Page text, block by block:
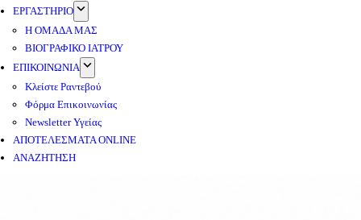
ΕΡΓΑΣΤΗΡΙΟ
Η ΟΜΑΔΑ ΜΑΣ
ΒΙΟΓΡΑΦΙΚΟ ΙΑΤΡΟΥ
ΕΠΙΚΟΙΝΩΝΙΑ
Κλείστε Ραντεβού
Φόρμα Επικοινωνίας
Newsletter Υγείας
ΑΠΟΤΕΛΕΣΜΑΤΑ ONLINE
ΑΝΑΖΗΤΗΣΗ